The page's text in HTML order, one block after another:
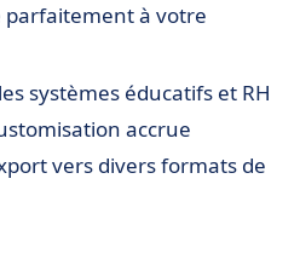
parfaitement à votre
systèmes éducatifs et RH
accrue
vers divers formats de